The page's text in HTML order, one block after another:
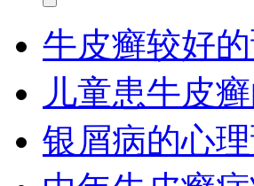
牛皮癣较好
儿童患牛皮
银屑病的心